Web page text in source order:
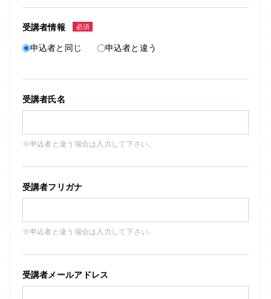
受講者情報 必須
申込者と同じ 申込者と違う
受講者氏名
※申込者と違う場合は入力して下さい。
受講者フリガナ
※申込者と違う場合は入力して下さい。
受講者メールアドレス